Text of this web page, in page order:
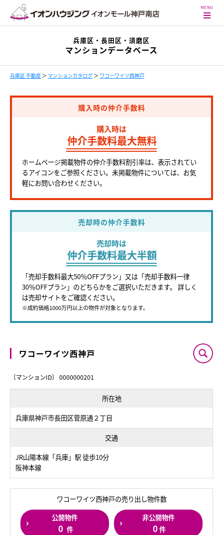
兵庫区・長田区・須磨区
マンションデータベース
兵庫区 不動産 ＞ マンションカタログ ＞ ワコーワイツ西神戸
購入時の仲介手数料
購入時は
仲介手数料最大無料
ホームページ掲載物件の仲介手数料割引率は、表示されてい
るアイコンをご参照ください。未掲載物件については、お気
軽にお問い合わせください。
売却時の仲介手数料
売却時は
仲介手数料最大半額
「売却手数料最大50％OFFプラン」又は「売却手数料一律
30％OFFプラン」のどちらかをご選択いただきます。 詳しく
は売却サイトをご確認ください。
※成約価格1000万円以上の物件が対象となります。
ワコーワイツ西神戸
〔マンションID〕 0000000201
所在地
兵庫県神戸市長田区菅原通２丁目
交通
JR山陽本線「兵庫」駅 徒歩10分
阪神本線
ワコーワイツ西神戸の売り出し物件数
公開物件
0 件
非公開物件
0 件